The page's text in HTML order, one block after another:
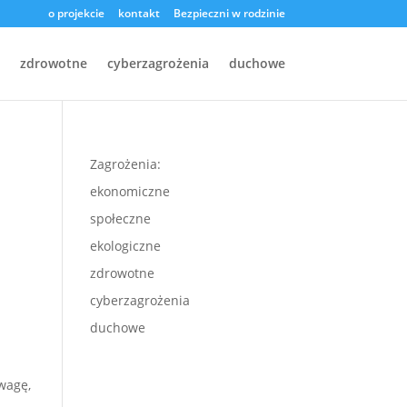
o projekcie kontakt Bezpieczni w rodzinie
zdrowotne cyberzagrożenia duchowe
Zagrożenia:
ekonomiczne
społeczne
ekologiczne
zdrowotne
cyberzagrożenia
duchowe